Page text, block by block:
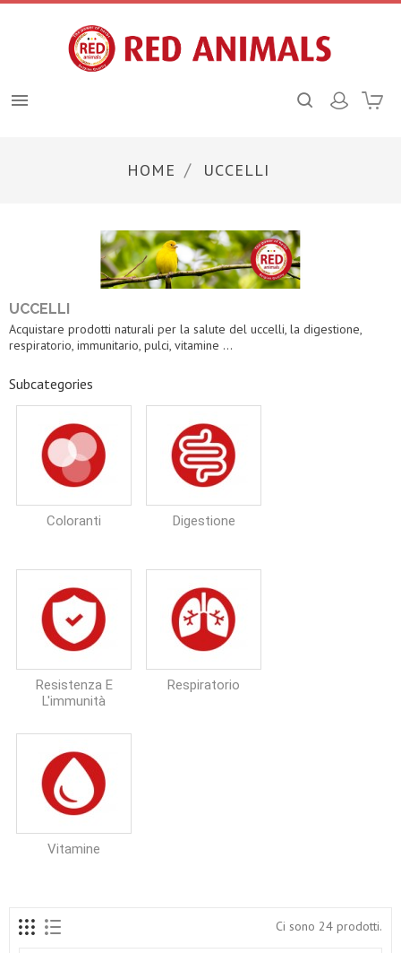

HOME UCCELLI
UCCELLI
Acquistare prodotti naturali per la salute del uccelli, la digestione,
respiratorio, immunitario, pulci, vitamine ...
Subcategories
Coloranti Digestione
Resistenza E
L'immunità
Respiratorio
Vitamine
Ci sono 24 prodotti.